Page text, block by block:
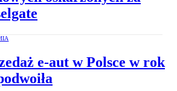
e-aut w Polsce w rok